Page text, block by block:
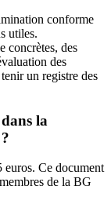
conforme
utiles.
concrètes, des
des
un registre des
la
euros. Ce document
de la BG